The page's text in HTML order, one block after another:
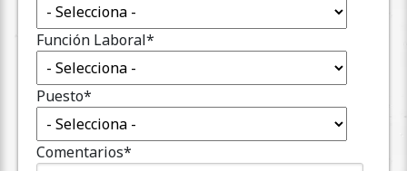
Función Laboral*
Puesto*
Comentarios*